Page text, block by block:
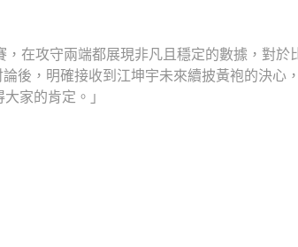
在攻守兩端都展現非凡且穩定的數據，對於
後，明確接收到江坤宇未來續披黃袍的決心
家的肯定。」